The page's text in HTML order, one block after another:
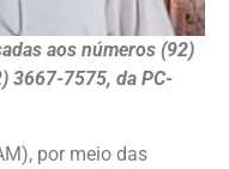
aos números (92)
3667-7575, da PC-
por meio das